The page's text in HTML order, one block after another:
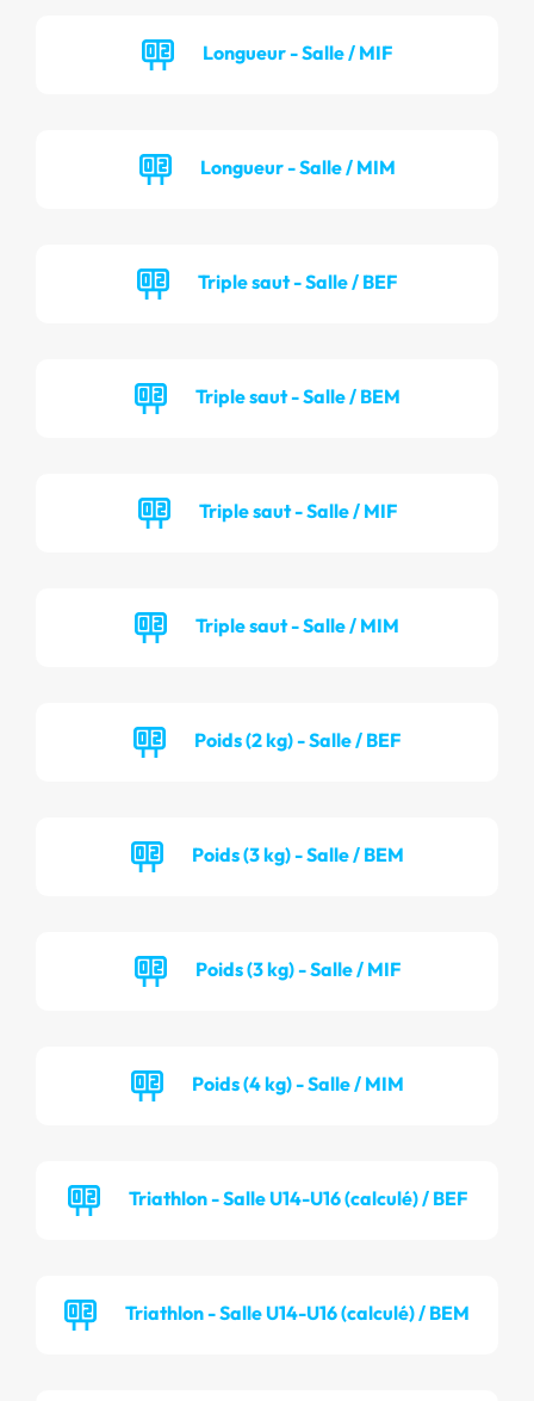
Longueur - Salle / MIF
Longueur - Salle / MIM
Triple saut - Salle / BEF
Triple saut - Salle / BEM
Triple saut - Salle / MIF
Triple saut - Salle / MIM
Poids (2 kg) - Salle / BEF
Poids (3 kg) - Salle / BEM
Poids (3 kg) - Salle / MIF
Poids (4 kg) - Salle / MIM
Triathlon - Salle U14-U16 (calculé) / BEF
Triathlon - Salle U14-U16 (calculé) / BEM